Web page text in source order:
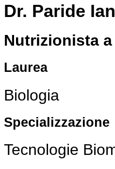
Dr. Paride
Nutrizionista
Laurea
Biologia
Specializzazione
Tecnologie